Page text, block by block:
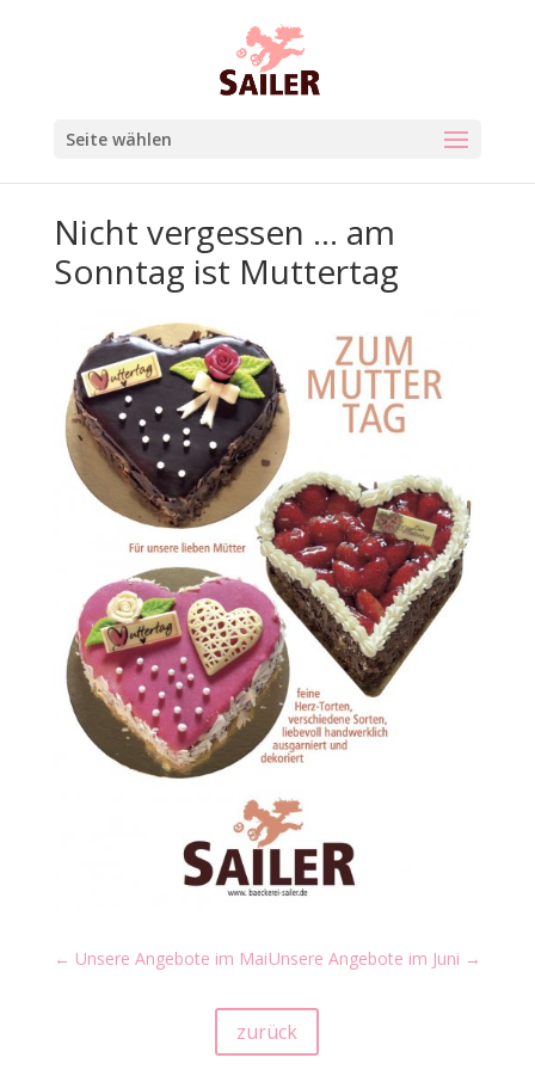
Seite wählen
Nicht vergessen … am
Sonntag ist Muttertag
← Unsere Angebote im MaiUnsere Angebote im Juni →
zurück